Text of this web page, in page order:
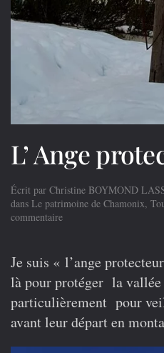
L’ Ange
Écrit par Christine BOYMOND
dans Le patrimoine de Chamonix,
commentairesur
protecteur
Je suis « l’ange
là pour protéger la
particulièrement pour
avant leur départ en